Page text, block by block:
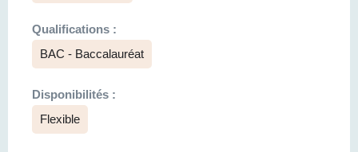
Qualifications :
BAC - Baccalauréat
Disponibilités :
Flexible